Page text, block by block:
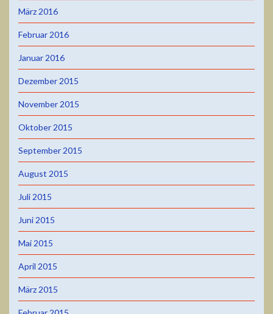
März 2016
Februar 2016
Januar 2016
Dezember 2015
November 2015
Oktober 2015
September 2015
August 2015
Juli 2015
Juni 2015
Mai 2015
April 2015
März 2015